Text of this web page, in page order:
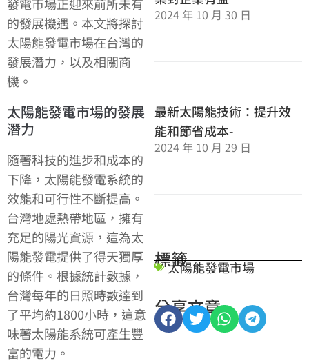
發電市場正迎來前所未有
的發展機遇。本文將探討
太陽能發電市場在台灣的
發展潛力，以及相關商
機。
太陽能發電市場的發展
潛力
隨著科技的進步和成本的
下降，太陽能發電系統的
效能和可行性不斷提高。
台灣地處熱帶地區，擁有
充足的陽光資源，這為太
陽能發電提供了得天獨厚
的條件。根據統計數據，
台灣每年的日照時數達到
了平均約1800小時，這意
味著太陽能系統可產生豐
富的電力。
2024 年 10 月 30 日
最新太陽能技術：提升效
能和節省成本-
2024 年 10 月 29 日
標籤
太陽能發電市場
分享文章